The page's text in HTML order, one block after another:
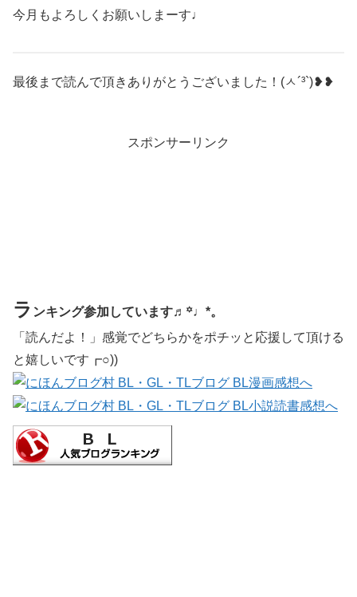
今月もよろしくお願いしまーす♩
最後まで読んで頂きありがとうございました！(ㅅ´³`)❥❥
スポンサーリンク
ラ ンキング参加しています♬꙳♩*。
「読んだよ！」感覚でどちらかをポチッと応援して頂ける
と嬉しいです┏○))